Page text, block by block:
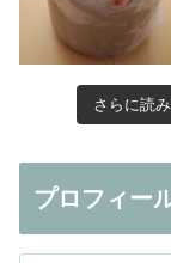
さらに読
プロフィー